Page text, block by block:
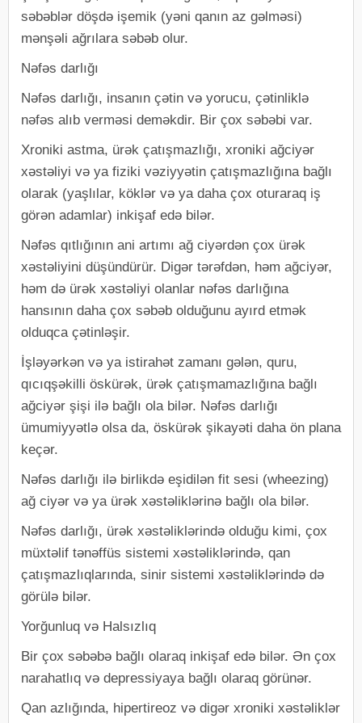
səbəblər döşdə işemik (yəni qanın az gəlməsi)
mənşəli ağrılara səbəb olur.
Nəfəs darlığı
Nəfəs darlığı, insanın çətin və yorucu, çətinliklə
nəfəs alıb verməsi deməkdir. Bir çox səbəbi var.
Xroniki astma, ürək çatışmazlığı, xroniki ağciyər
xəstəliyi və ya fiziki vəziyyətin çatışmazlığına bağlı
olarak (yaşlılar, köklər və ya daha çox oturaraq iş
görən adamlar) inkişaf edə bilər.
Nəfəs qıtlığının ani artımı ağ ciyərdən çox ürək
xəstəliyini düşündürür. Digər tərəfdən, həm ağciyər,
həm də ürək xəstəliyi olanlar nəfəs darlığına
hansının daha çox səbəb olduğunu ayırd etmək
olduqca çətinləşir.
İşləyərkən və ya istirahət zamanı gələn, quru,
qıcıqşəkilli öskürək, ürək çatışmamazlığına bağlı
ağciyər şişi ilə bağlı ola bilər. Nəfəs darlığı
ümumiyyətlə olsa da, öskürək şikayəti daha ön plana
keçər.
Nəfəs darlığı ilə birlikdə eşidilən fit sesi (wheezing)
ağ ciyər və ya ürək xəstəliklərinə bağlı ola bilər.
Nəfəs darlığı, ürək xəstəliklərində olduğu kimi, çox
müxtəlif tənəffüs sistemi xəstəliklərində, qan
çatışmazlıqlarında, sinir sistemi xəstəliklərində də
görülə bilər.
Yorğunluq və Halsızlıq
Bir çox səbəbə bağlı olaraq inkişaf edə bilər. Ən çox
narahatlıq və depressiyaya bağlı olaraq görünər.
Qan azlığında, hipertireoz və digər xroniki xəstəliklər